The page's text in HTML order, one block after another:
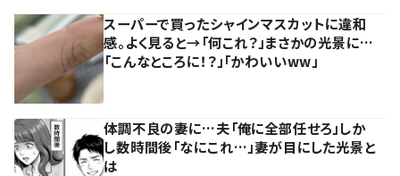
スーパーで買ったシャインマスカットに違和
感。よく見ると→「何これ？」まさかの光景に…
「こんなところに！？」「かわいいww」
体調不良の妻に…夫「俺に全部任せろ」しか
し数時間後「なにこれ…」妻が目にした光景と
は